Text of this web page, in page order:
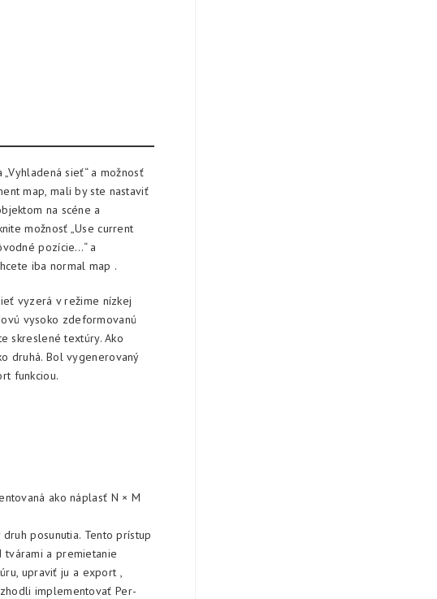
sieť“ a možnosť
map, mali by ste nastaviť
na scéne a
možnosť „Use current
pozície…“ a
iba normal map .
vyzerá v režime nízkej
vysoko zdeformovanú
skreslené textúry. Ako
druhá. Bol vygenerovaný
funkciou.
ako náplasť N × M
posunutia. Tento prístup
a premietanie
upraviť ju a export ,
implementovať Per-